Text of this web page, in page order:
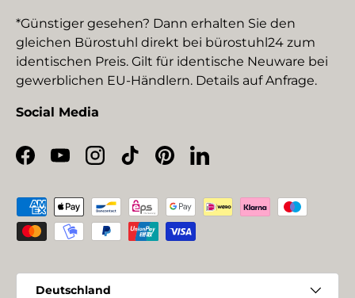
*Günstiger gesehen? Dann erhalten Sie den
gleichen Bürostuhl direkt bei bürostuhl24 zum
identischen Preis. Gilt für identische Neuware bei
gewerblichen EU-Händlern. Details auf Anfrage.
Social Media
Facebook
YouTubeInstagram
TikTokPinterestLinkedIn
Zahlungsmethoden
Deutschland